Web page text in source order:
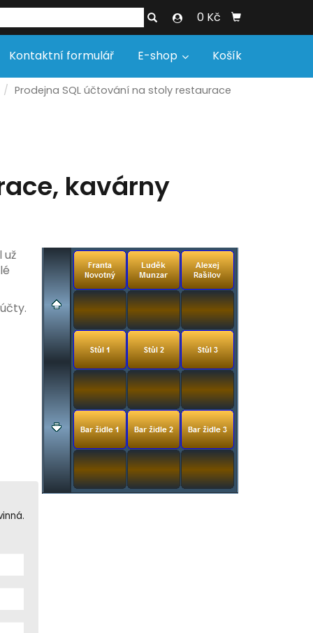
0 Kč
Kontaktní formulář E-shop Košík
Prodejna SQL účtování na stoly restaurace
kavárny
už